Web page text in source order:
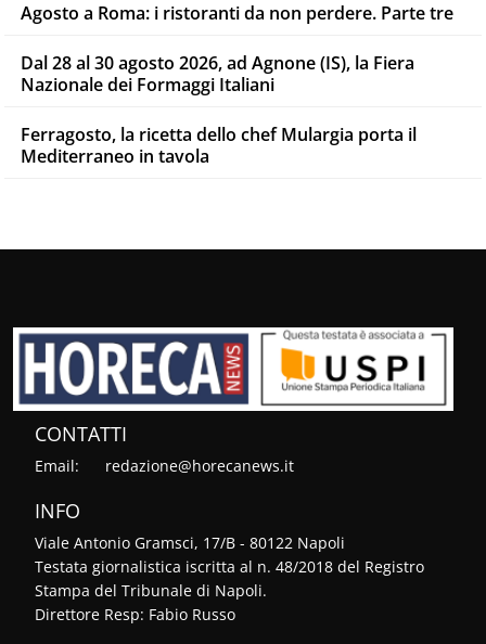
Agosto a Roma: i ristoranti da non perdere. Parte tre
Dal 28 al 30 agosto 2026, ad Agnone (IS), la Fiera
Nazionale dei Formaggi Italiani
Ferragosto, la ricetta dello chef Mulargia porta il
Mediterraneo in tavola
CONTATTI
Email: redazione@horecanews.it
INFO
Viale Antonio Gramsci, 17/B - 80122 Napoli
Testata giornalistica iscritta al n. 48/2018 del Registro
Stampa del Tribunale di Napoli.
Direttore Resp: Fabio Russo